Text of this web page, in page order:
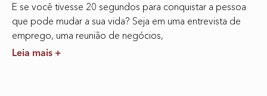
E se você tivesse 20 segundos para conquistar a pessoa
que pode mudar a sua vida? Seja em uma entrevista de
emprego, uma reunião de negócios,
Leia mais +